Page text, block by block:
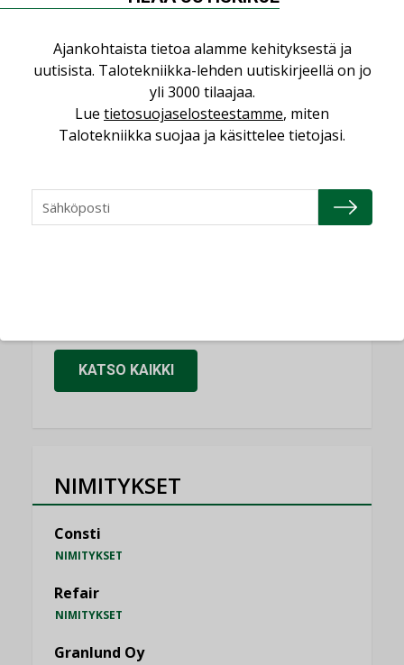
Sähköistäminen säästää euroja
KOLUMNI
Yli miljoona kotia on vailla toimivaa
ilmanvaihtoa
Miten varmistetaan EPD-dokumenteista
saatavien tietojen vertailukelpoisuus?
KATSO KAIKKI
NIMITYKSET
Consti
NIMITYKSET
Refair
NIMITYKSET
Granlund Oy
Ajankohtaista tietoa alamme kehityksestä ja
uutisista. Talotekniikka-lehden uutiskirjeellä on jo
yli 3000 tilaajaa.
Lue tietosuojaselosteestamme, miten
Talotekniikka suojaa ja käsittelee tietojasi.